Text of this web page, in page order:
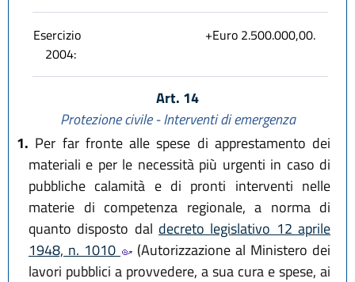
Esercizio
2004:
+Euro 2.500.000,00.
Art. 14
Protezione civile - Interventi di emergenza
1. Per far fronte alle spese di apprestamento dei
materiali e per le necessità più urgenti in caso di
pubbliche calamità e di pronti interventi nelle
materie di competenza regionale, a norma di
quanto disposto dal decreto legislativo 12 aprile
1948, n. 1010
(Autorizzazione al Ministero dei
lavori pubblici a provvedere, a sua cura e spese, ai